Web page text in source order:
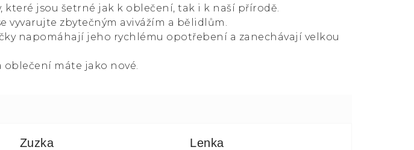
jsou šetrné jak k oblečení, tak i k naší přírodě.
zbytečným avivážím a bělidlům.
napomáhají jeho rychlému opotřebení a zanechávají velkou
máte jako nové.
Zuzka Lenka